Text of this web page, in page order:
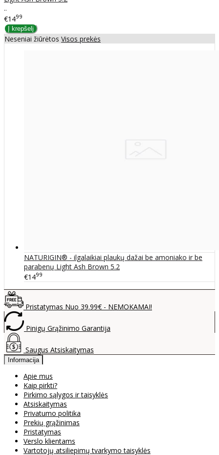
..
€1499
Neseniai žiūrėtos Visos prekės
NATURIGIN® - ilgalaikiai plaukų dažai be amoniako ir be
parabenų Light Ash Brown 5.2
€1499
Pristatymas Nuo 39.99€ - NEMOKAMAI!
Pinigų Grąžinimo Garantija
Saugus Atsiskaitymas
Informacija
Apie mus
Kaip pirkti?
Pirkimo sąlygos ir taisyklės
Atsiskaitymas
Privatumo politika
Prekių grąžinimas
Pristatymas
Verslo klientams
Vartotojų atsiliepimų tvarkymo taisyklės